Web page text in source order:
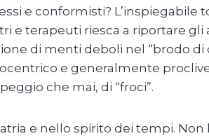
e conformisti?
e terapeuti riesca a riportare
di menti deboli nel “brodo
e generalmente
che mai, di “froci”.
e nello spirito dei tempi.